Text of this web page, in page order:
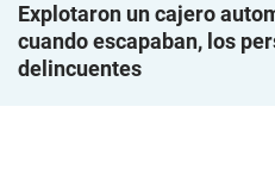
Explotaron un cajero
cuando escapaban, los
delincuentes